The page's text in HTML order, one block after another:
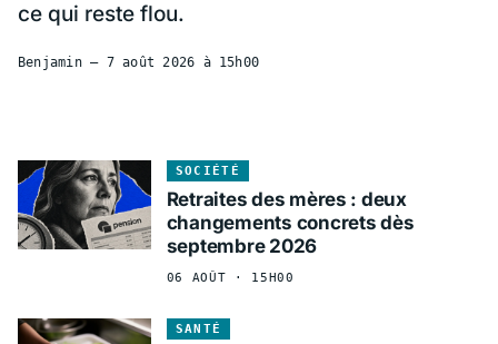
ce qui reste flou.
Benjamin — 7 août 2026 à 15h00
SOCIÉTÉ
Retraites des mères : deux
changements concrets dès
septembre 2026
06 AOÛT · 15H00
SANTÉ